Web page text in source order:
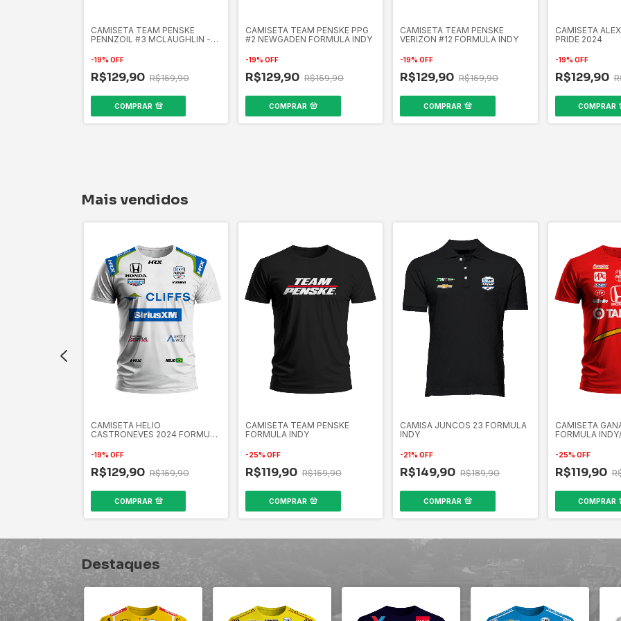
CAMISETA TEAM PENSKE
PENNZOIL #3 MCLAUGHLIN -
-19% OFF
R$129,90 R$159,90
COMPRAR
CAMISETA TEAM PENSKE PPG
#2 NEWGADEN FORMULA INDY
-19%OFF
R$129,90 R$159,90
COMPRAR
CAMISETA TEAM PENSKE
VERIZON #12 FORMULA INDY
-19%OFF
R$129,90 R$159,90
COMPRAR
CAMISETA
PRIDE 2024
-19% OFF
R$129,90
COMPRAR
Mais vendidos
CAMISETA HELIO
CASTRONEVES 2024 FORMULA
-19% OFF
R$129,90 R$159,90
COMPRAR
CAMISETA TEAM PENSKE
FORMULA INDY
-25%OFF
R$119,90 R$159,90
COMPRAR
CAMISA JUNCOS 23 FORMULA
INDY
-21%OFF
R$149,90 R$189,90
COMPRAR
CAMISETA
FORMULA
-25% OFF
R$119,90
COMPRAR
Destaques